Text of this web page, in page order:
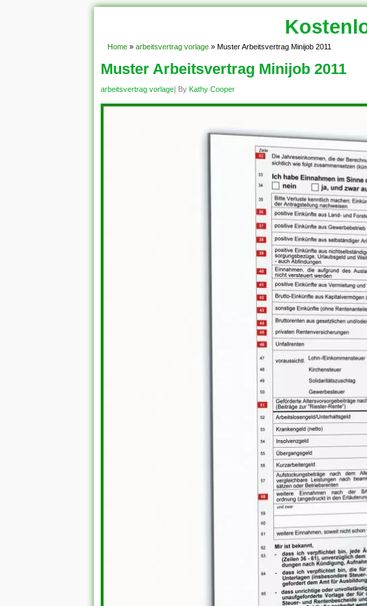
Home » arbeitsvertrag vorlage » Muster Arbeitsvertrag Minijob 2011
Muster Arbeitsvertrag Minijob 2011
arbeitsvertrag vorlage| By Kathy Cooper